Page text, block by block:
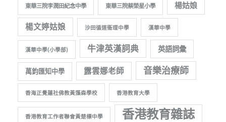
東華三院李潤田紀念中學 東華三院蔡榮星小學 楊姑娘
楊文婷姑娘 沙田循道衞理中學 漢華中學
漢華中學(小學部) 牛津英漢詞典 英語詞彙
萬鈞匯知中學 露雲娜老師 音樂治療師
香海正覺蓮社佛教黃藻森學校 香港教育大學
香港教育工作者聯會黃楚標中學 香港教育雜誌